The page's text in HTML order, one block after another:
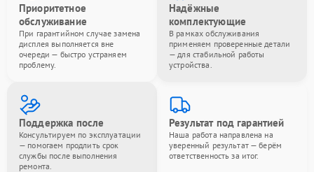
Приоритетное
обслуживание
При гарантийном случае замена
дисплея выполняется вне
очереди — быстро устраняем
проблему.
Надёжные
комплектующие
В рамках обслуживания
применяем проверенные детали
— для стабильной работы
устройства.
Поддержка после
Консультируем по эксплуатации
— помогаем продлить срок
службы после выполнения
ремонта.
Результат под гарантией
Наша работа направлена на
уверенный результат — берём
ответственность за итог.